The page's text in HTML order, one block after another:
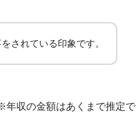
されている印象です。
年収の金額はあくまで推定で